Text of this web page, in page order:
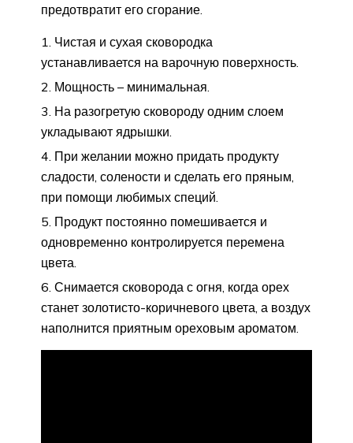
предотвратит его сгорание.
Чистая и сухая сковородка
устанавливается на варочную поверхность.
Мощность – минимальная.
На разогретую сковороду одним слоем
укладывают ядрышки.
При желании можно придать продукту
сладости, солености и сделать его пряным,
при помощи любимых специй.
Продукт постоянно помешивается и
одновременно контролируется перемена
цвета.
Снимается сковорода с огня, когда орех
станет золотисто-коричневого цвета, а воздух
наполнится приятным ореховым ароматом.